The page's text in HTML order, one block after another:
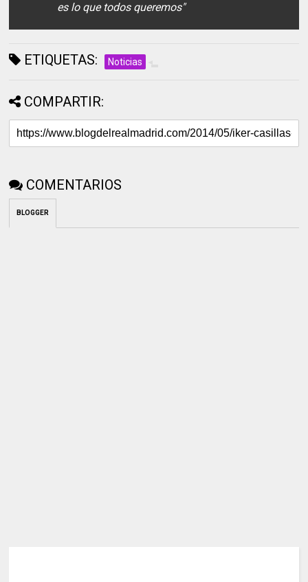
es lo que todos queremos"
ETIQUETAS: Noticias
COMPARTIR:
COMENTARIOS
BLOGGER